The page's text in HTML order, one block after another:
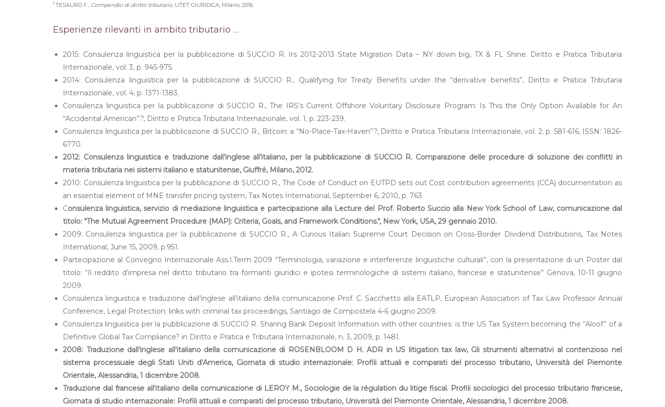
1 TESAURO F., Compendio di diritto tributario, UTET GIURIDICA, Milano, 2016.
Esperienze rilevanti in ambito tributario …
2015: Consulenza linguistica per la pubblicazione di SUCCIO R. Irs 2012-2013 State Migration Data – NY down big, TX & FL Shine. Diritto e Pratica Tributaria
Internazionale, vol. 3, p. 945-975.
2014: Consulenza linguistica per la pubblicazione di SUCCIO R., Qualifying for Treaty Benefits under the “derivative benefits”, Diritto e Pratica Tributaria
Internazionale, vol. 4; p. 1371-1383.
Consulenza linguistica per la pubblicazione di SUCCIO R., The IRS’s Current Offshore Voluntary Disclosure Program: Is This the Only Option Available for An
“Accidental American”?, Diritto e Pratica Tributaria Internazionale, vol. 1; p. 223-239.
Consulenza linguistica per la pubblicazione di SUCCIO R., Bitcoin: a “No-Place-Tax-Haven”?, Diritto e Pratica Tributaria Internazionale, vol. 2; p. 581-616, ISSN: 1826-
6770.
2012: Consulenza linguistica e traduzione dall’inglese all’italiano, per la pubblicazione di SUCCIO R. Comparazione delle procedure di soluzione dei conflitti in
materia tributaria nei sistemi italiano e statunitense, Giuffré, Milano, 2012.
2010: Consulenza linguistica per la pubblicazione di SUCCIO R., The Code of Conduct on EUTPD sets out Cost contribution agreements (CCA) documentation as
an essential element of MNE transfer pricing system, Tax Notes International, September 6, 2010, p. 763.
Consulenza linguistica, servizio di mediazione linguistica e partecipazione alla Lecture del Prof. Roberto Succio alla New York School of Law, comunicazione dal
titolo: "The Mutual Agreement Procedure (MAP): Criteria, Goals, and Framework Conditions.", New York, USA, 29 gennaio 2010.
2009: Consulenza linguistica per la pubblicazione di SUCCIO R., A Curious Italian Supreme Court Decision on Cross-Border Dividend Distributions, Tax Notes
International, June 15, 2009, p.951.
Partecipazione al Convegno Internazionale Ass.I.Term 2009 “Terminologia, variazione e interferenze linguistiche culturali”, con la presentazione di un Poster dal
titolo: “Il reddito d’impresa nel diritto tributario tra formanti giuridici e ipotesi terminologiche di sistemi italiano, francese e statunitense” Genova, 10-11 giugno
2009.
Consulenza linguistica e traduzione dall’inglese all’italiano della comunicazione Prof. C. Sacchetto alla EATLP, European Association of Tax Law Professor Annual
Conference, Legal Protection: links with criminal tax proceedings, Santiago de Compostela 4-6 giugno 2009.
Consulenza linguistica per la pubblicazione di SUCCIO R. Sharing Bank Deposit Information with other countries: is the US Tax System becoming the “Aloof” of a
Definitive Global Tax Compliance? in Diritto e Pratica e Tributaria Internazionale, n. 3, 2009, p. 1481.
2008: Traduzione dall’inglese all’italiano della comunicazione di ROSENBLOOM D H. ADR in US litigation tax law, Gli strumenti alternativi al contenzioso nel
sistema processuale degli Stati Uniti d’America, Giornata di studio internazionale: Profili attuali e comparati del processo tributario, Università del Piemonte
Orientale, Alessandria, 1 dicembre 2008.
Traduzione dal francese all’italiano della comunicazione di LEROY M., Sociologie de la régulation du litige fiscal. Profili sociologici del processo tributario francese,
Giornata di studio internazionale: Profili attuali e comparati del processo tributario, Università del Piemonte Orientale, Alessandria, 1 dicembre 2008.